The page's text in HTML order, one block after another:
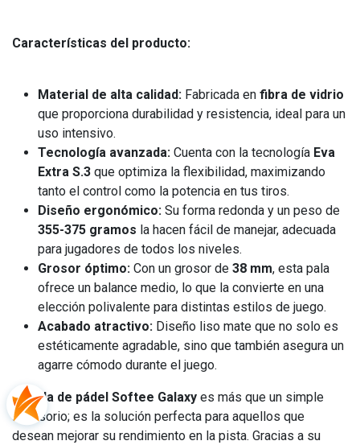
Características del producto:
Material de alta calidad: Fabricada en fibra de vidrio
que proporciona durabilidad y resistencia, ideal para un
uso intensivo.
Tecnología avanzada: Cuenta con la tecnología Eva
Extra S.3 que optimiza la flexibilidad, maximizando
tanto el control como la potencia en tus tiros.
Diseño ergonómico: Su forma redonda y un peso de
355-375 gramos la hacen fácil de manejar, adecuada
para jugadores de todos los niveles.
Grosor óptimo: Con un grosor de 38 mm, esta pala
ofrece un balance medio, lo que la convierte en una
elección polivalente para distintas estilos de juego.
Acabado atractivo: Diseño liso mate que no solo es
estéticamente agradable, sino que también asegura un
agarre cómodo durante el juego.
Lapala de pádel Softee Galaxy es más que un simple
accesorio; es la solución perfecta para aquellos que
desean mejorar su rendimiento en la pista. Gracias a su